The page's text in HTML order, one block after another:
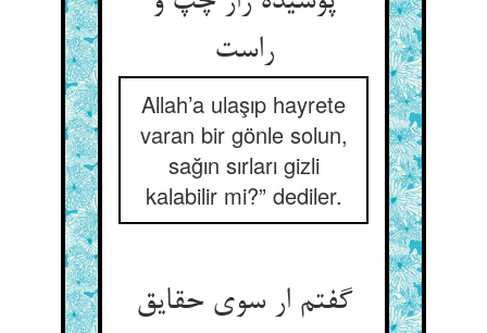
راست
Allah’a ulaşıp hayrete
varan bir gönle solun,
sağın sırları gizli
kalabilir mi?” dediler.
گفتم ار سوی حقایق